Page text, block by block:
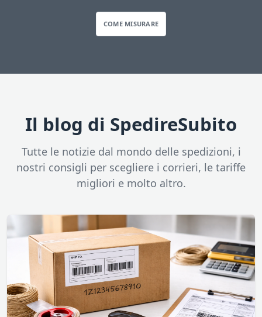
COME MISURARE
Il blog di SpedireSubito
Tutte le notizie dal mondo delle spedizioni, i
nostri consigli per scegliere i corrieri, le tariffe
migliori e molto altro.